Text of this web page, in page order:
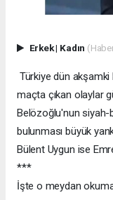
Erkek| Kadın
Türkiye dün
maçta çıkan olaylar
Belözoğlu'nun siyah-
bulunması büyük
Bülent Uygun ise
***
İşte o meydan